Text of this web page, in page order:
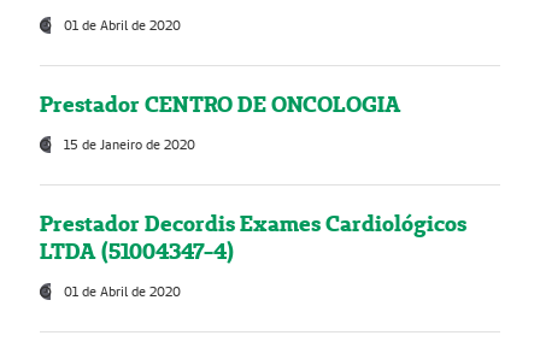
01 de Abril de 2020
Prestador CENTRO DE ONCOLOGIA
15 de Janeiro de 2020
Prestador Decordis Exames Cardiológicos
LTDA (51004347-4)
01 de Abril de 2020